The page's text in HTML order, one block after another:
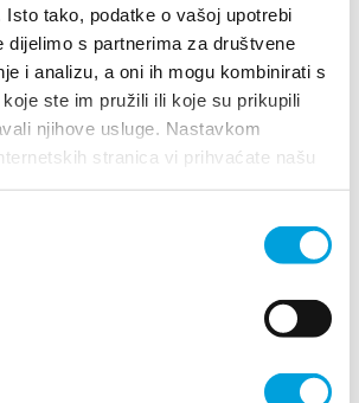
Isto tako, podatke o vašoj upotrebi
dijelimo s partnerima za društvene
i analizu, a oni ih mogu kombinirati s
ste im pružili ili koje su prikupili
njihove usluge. Nastavkom
stranica vi prihvaćate našu
21214 Kaštel Gomilica